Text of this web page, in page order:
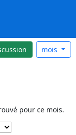
mois
pour ce mois.